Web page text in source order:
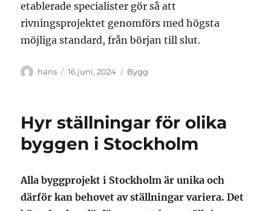
etablerade specialister gör så att
rivningsprojektet genomförs med högsta
möjliga standard, från början till slut.
Författare
hans
Publicerat
16 juni, 2024 Kategorier
Bygg
Hyr ställningar för olika
byggen i Stockholm
Alla byggprojekt i Stockholm är unika och
därför kan behovet av ställningar variera. Det